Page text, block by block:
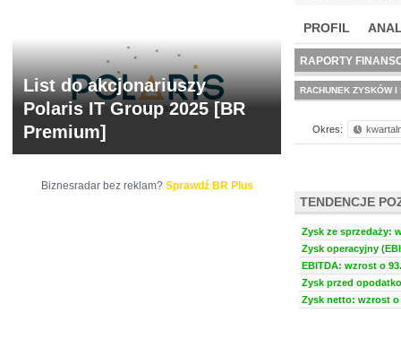
PROFIL
BR LAB
RAPORTY
RACHUNEK ZYSKÓW I
Okres:
TENDENCJE
Zysk ze sprzedaży:
Zysk operacyjny
EBITDA: wzrost o
Zysk przed
Zysk netto: wzrost o
List do akcjonariuszy
Polaris IT Group 2025 [BR
Premium]
Biznesradar bez reklam? Sprawdź BR Plus